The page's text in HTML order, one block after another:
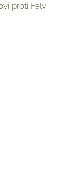
proti Felv